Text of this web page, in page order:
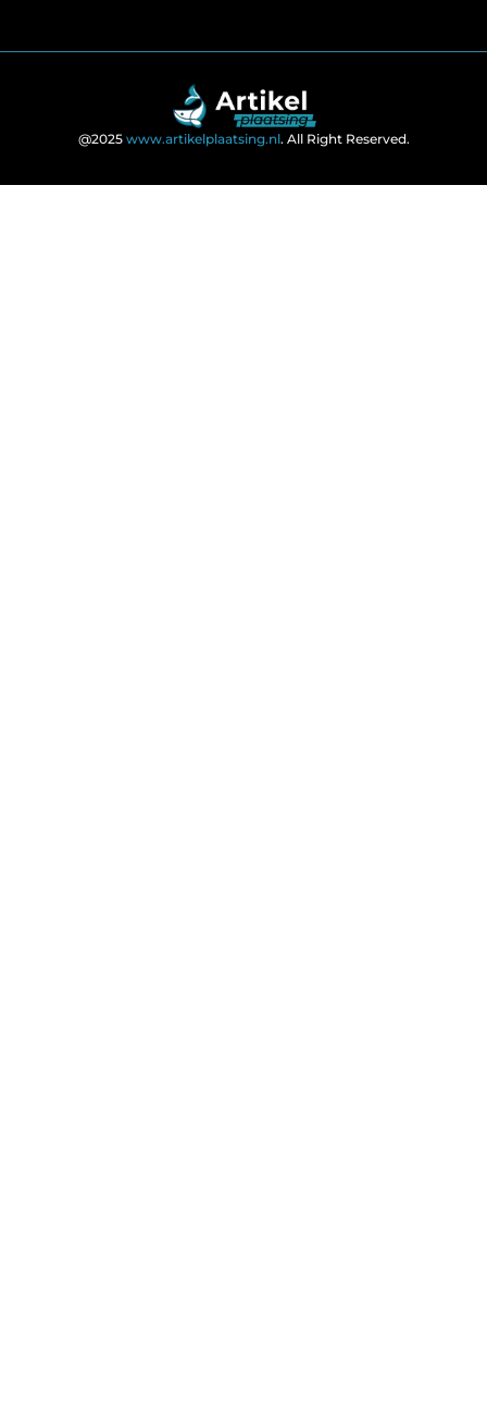
@2025 www.artikelplaatsing.nl. All Right Reserved.